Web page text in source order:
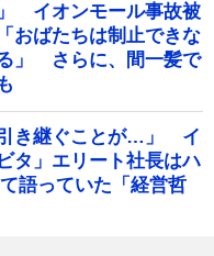
イオンモール事故被
おばたちは制止できな
」 さらに、間一髪で
引き継ぐことが…」 イ
タ」エリート社長はハ
語っていた「経営哲